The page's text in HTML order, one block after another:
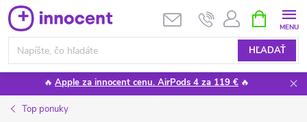
Prejsť
na
obsah
HĽADAŤ
KOŠÍK
🔥 Apple za innocent cenu. AirPods 4 za 119 € 🔥
Top ponuky